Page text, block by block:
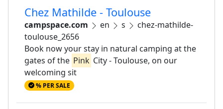
Chez Mathilde - Toulouse
campspace.com en s
chez-mathilde-
toulouse_2656
Book now your stay in natural camping at the
gates of the Pink City - Toulouse, on our
welcoming sit
% PER SALE